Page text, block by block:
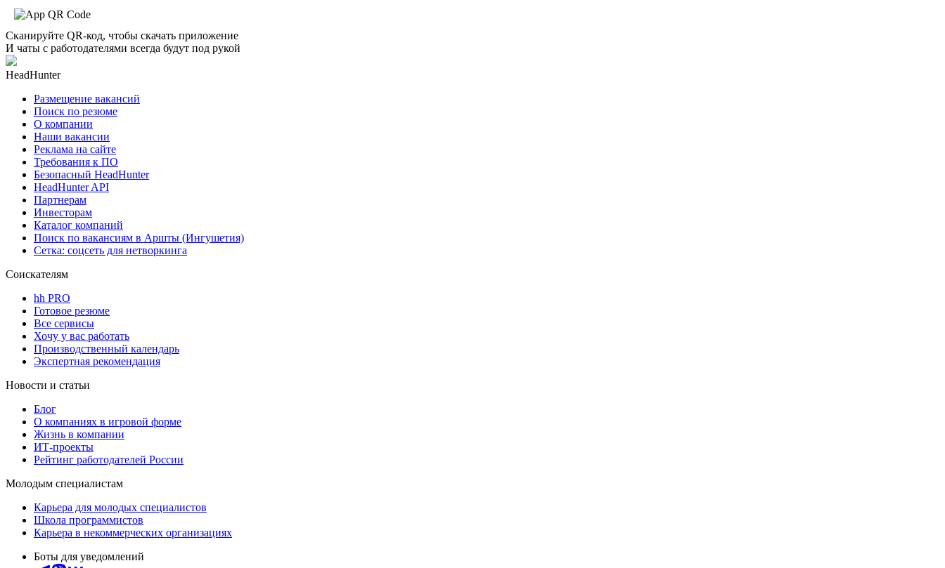
Сканируйте QR-код, чтобы скачать приложение
И чаты с работодателями всегда будут под рукой
HeadHunter
Размещение вакансий
Поиск по резюме
О компании
Наши вакансии
Реклама на сайте
Требования к ПО
Безопасный HeadHunter
HeadHunter API
Партнерам
Инвесторам
Каталог компаний
Поиск по вакансиям в Аршты (Ингушетия)
Сетка: соцсеть для нетворкинга
Соискателям
hh PRO
Готовое резюме
Все сервисы
Хочу у вас работать
Производственный календарь
Экспертная рекомендация
Новости и статьи
Блог
О компаниях в игровой форме
Жизнь в компании
ИТ-проекты
Рейтинг работодателей России
Молодым специалистам
Карьера для молодых специалистов
Школа программистов
Карьера в некоммерческих организациях
Боты для уведомлений